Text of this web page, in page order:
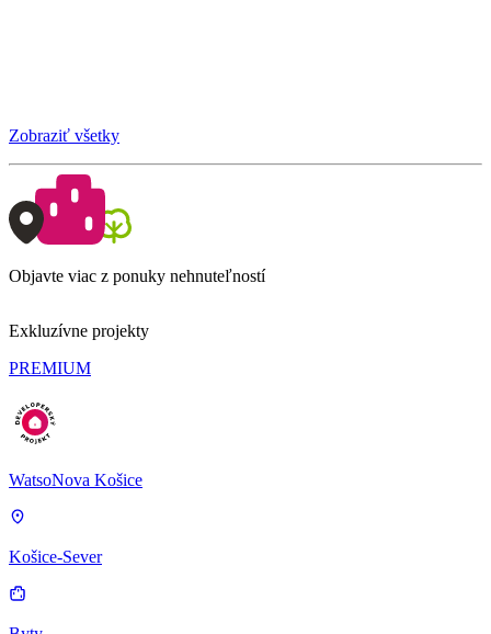
Zobraziť všetky
Objavte viac z ponuky nehnuteľností
Exkluzívne projekty
PREMIUM
WatsoNova Košice
Košice-Sever